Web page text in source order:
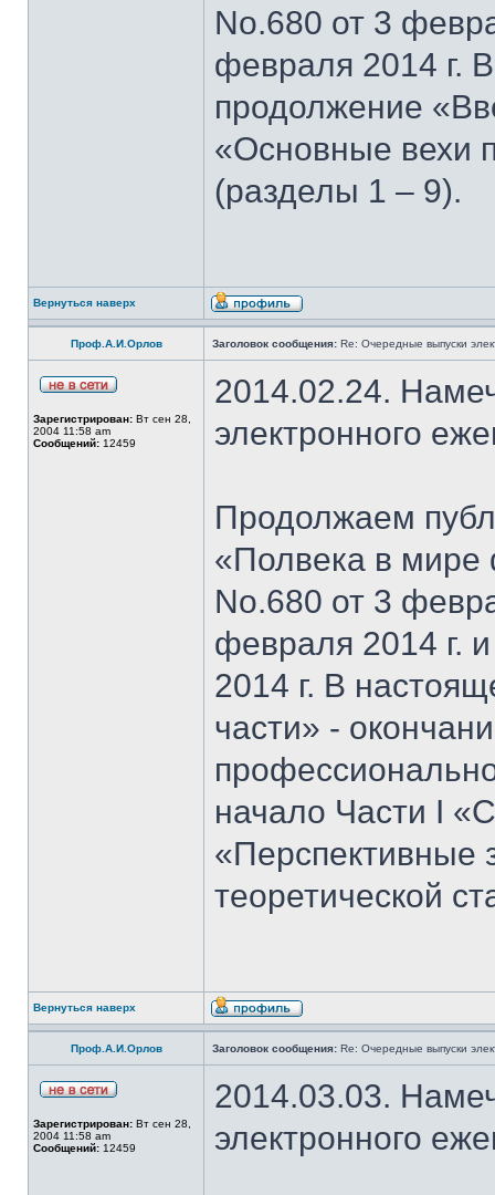
No.680 от 3
февраля 2014 г.
продолжение
«Основные вехи
(разделы 1 – 9).
Вернуться наверх
Проф.А.И.Орлов Заголовок сообщения: Re: Очередные выпуски
Зарегистрирован: Вт сен 28,
2004 11:58 am
Сообщений: 12459
2014.02.24.
электронного
Продолжаем
«Полвека в мире
No.680 от 3
февраля 2014 г.
2014 г. В
части» -
начало Части I
«Перспективные
теоретической
Вернуться наверх
Проф.А.И.Орлов Заголовок сообщения: Re: Очередные выпуски
Зарегистрирован: Вт сен 28,
2004 11:58 am
Сообщений: 12459
2014.03.03.
электронного